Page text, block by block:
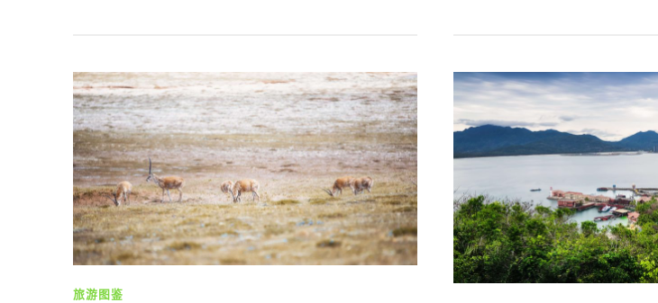
旅游图鉴